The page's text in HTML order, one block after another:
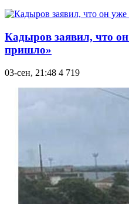
Кадыров заявил, что
пришло»
03-сен, 21:48 4 719